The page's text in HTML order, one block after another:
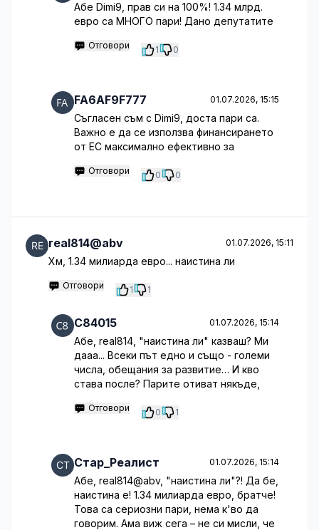
Абе Dimi9, прав си на 100%! 1.34 млрд.
евро са МНОГО пари! Дано депутатите
Отговори 1 0
FA6AF9F777 01.07.2026, 15:15
Съгласен съм с Dimi9, доста пари са.
Важно е да се използва финансирането
от ЕС максимално ефективно за
Отговори 0 0
real814@abv 01.07.2026, 15:11
Хм, 1.34 милиарда евро... наистина ли
Отговори 1 1
C84015 01.07.2026, 15:14
Абе, real814, "наистина ли" казваш? Ми
дааа... Всеки път едно и също - големи
числа, обещания за развитие… И кво
става после? Парите отиват някъде,
Отговори 0 1
Стар_Реалист 01.07.2026, 15:14
Абе, real814@abv, "наистина ли"?! Да бе,
наистина е! 1.34 милиарда евро, братче!
Това са сериозни пари, нема к'во да
говорим. Ама виж сега – не си мисли, че